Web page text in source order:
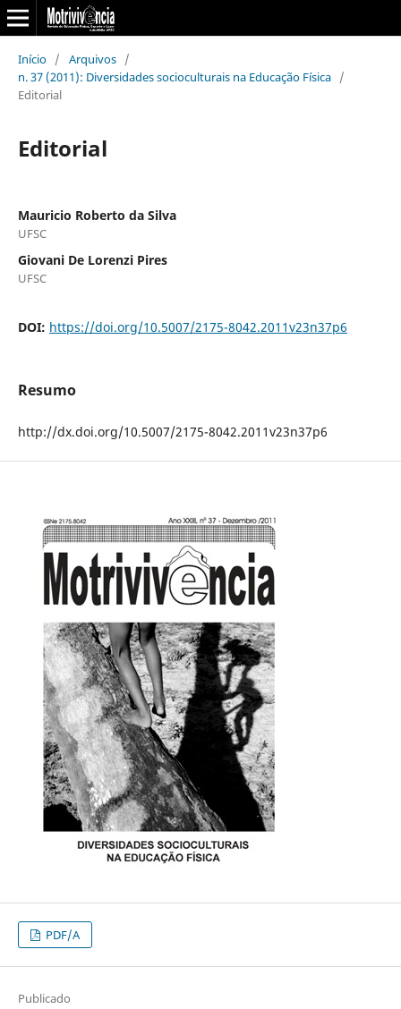
Início / Arquivos /
n. 37 (2011): Diversidades socioculturais na Educação Física /
Editorial
Editorial
Mauricio Roberto da Silva
UFSC
Giovani De Lorenzi Pires
UFSC
DOI: https://doi.org/10.5007/2175-8042.2011v23n37p6
Resumo
http://dx.doi.org/10.5007/2175-8042.2011v23n37p6
PDF/A
Publicado